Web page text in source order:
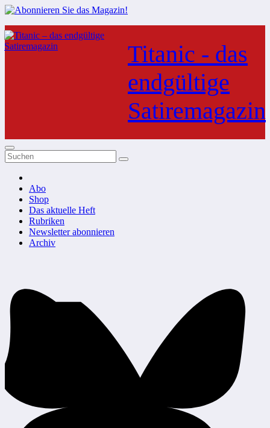
Zum
Inhalt
springen
Titanic - das
endgültige
Satiremagazin
Abo
Shop
Das aktuelle Heft
Rubriken
Newsletter abonnieren
Archiv